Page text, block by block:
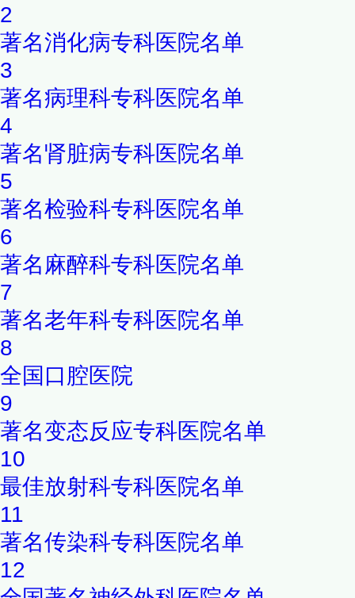
2
著名消化病专科医院名单
3
著名病理科专科医院名单
4
著名肾脏病专科医院名单
5
著名检验科专科医院名单
6
著名麻醉科专科医院名单
7
著名老年科专科医院名单
8
全国口腔医院
9
著名变态反应专科医院名单
10
最佳放射科专科医院名单
11
著名传染科专科医院名单
12